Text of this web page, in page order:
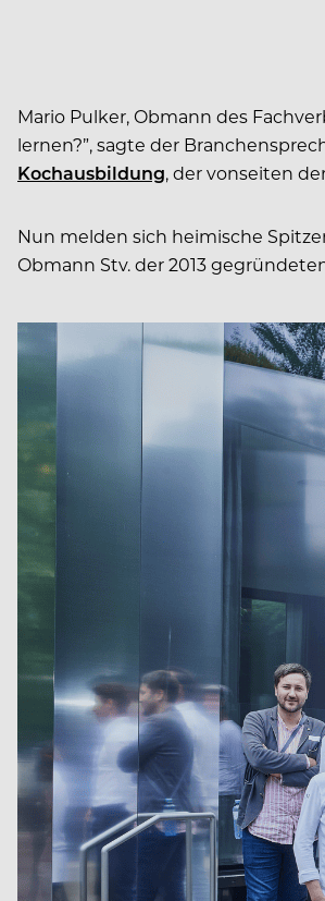
Mario Pulker, Obmann des
lernen?”, sagte der
Kochausbildung, der vonseiten
Nun melden sich heimische
Obmann Stv. der 2013